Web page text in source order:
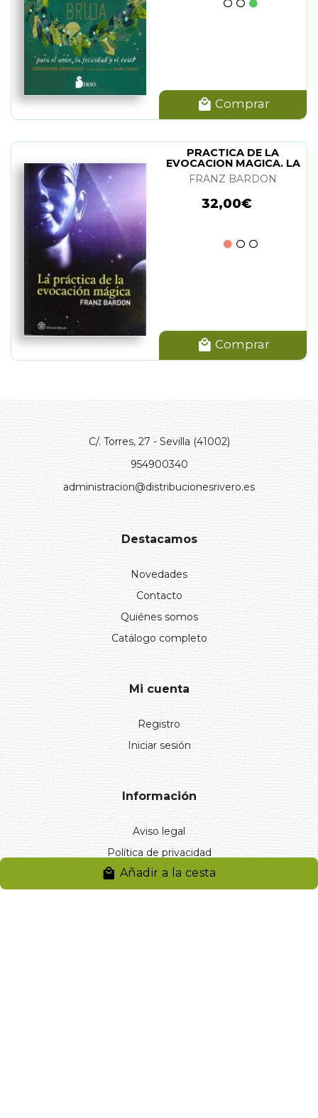
Añadir a la cesta
Comprar
PRACTICA DE LA
EVOCACION MAGICA. LA
FRANZ BARDON
32,00€
Comprar
C/. Torres, 27 - Sevilla (41002)
954900340
administracion@distribucionesrivero.es
Destacamos
Novedades
Contacto
Quiénes somos
Catálogo completo
Mi cuenta
Registro
Iniciar sesión
Información
Aviso legal
Política de privacidad
Entregas y devoluciones